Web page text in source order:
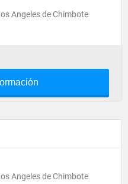
Angeles de Chimbote
Angeles de Chimbote